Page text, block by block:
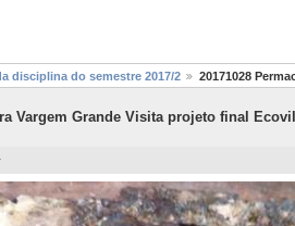
disciplina do semestre 2017/2 20171028
Vargem Grande Visita projeto final